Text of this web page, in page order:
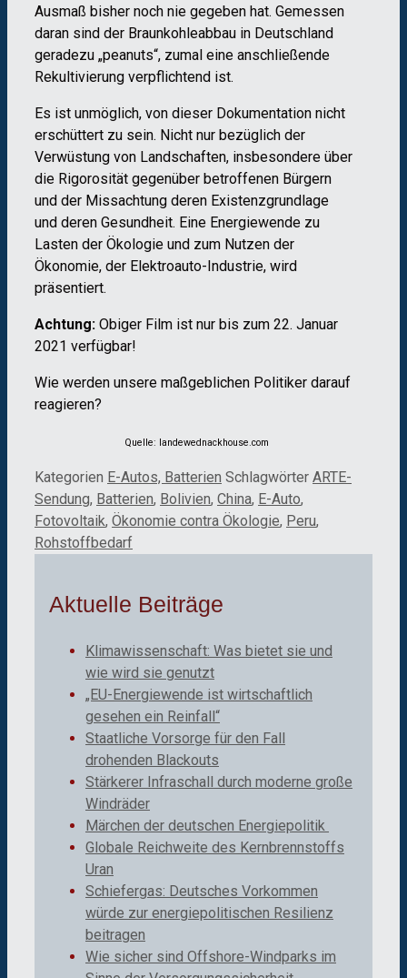
Ausmaß bisher noch nie gegeben hat. Gemessen
daran sind der Braunkohleabbau in Deutschland
geradezu „peanuts“, zumal eine anschließende
Rekultivierung verpflichtend ist.
Es ist unmöglich, von dieser Dokumentation nicht
erschüttert zu sein. Nicht nur bezüglich der
Verwüstung von Landschaften, insbesondere über
die Rigorosität gegenüber betroffenen Bürgern
und der Missachtung deren Existenzgrundlage
und deren Gesundheit. Eine Energiewende zu
Lasten der Ökologie und zum Nutzen der
Ökonomie, der Elektroauto-Industrie, wird
präsentiert.
Achtung: Obiger Film ist nur bis zum 22. Januar
2021 verfügbar!
Wie werden unsere maßgeblichen Politiker darauf
reagieren?
Quelle: landewednackhouse.com
Kategorien E-Autos, Batterien Schlagwörter ARTE-
Sendung, Batterien, Bolivien, China, E-Auto,
Fotovoltaik, Ökonomie contra Ökologie, Peru,
Rohstoffbedarf
Aktuelle Beiträge
Klimawissenschaft: Was bietet sie und
wie wird sie genutzt
„EU-Energiewende ist wirtschaftlich
gesehen ein Reinfall“
Staatliche Vorsorge für den Fall
drohenden Blackouts
Stärkerer Infraschall durch moderne große
Windräder
Märchen der deutschen Energiepolitik
Globale Reichweite des Kernbrennstoffs
Uran
Schiefergas: Deutsches Vorkommen
würde zur energiepolitischen Resilienz
beitragen
Wie sicher sind Offshore-Windparks im